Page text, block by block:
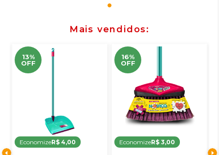
Mais vendidos
13%
OFF
EconomizeR$ 4,00
16%
OFF
EconomizeR$ 3,00